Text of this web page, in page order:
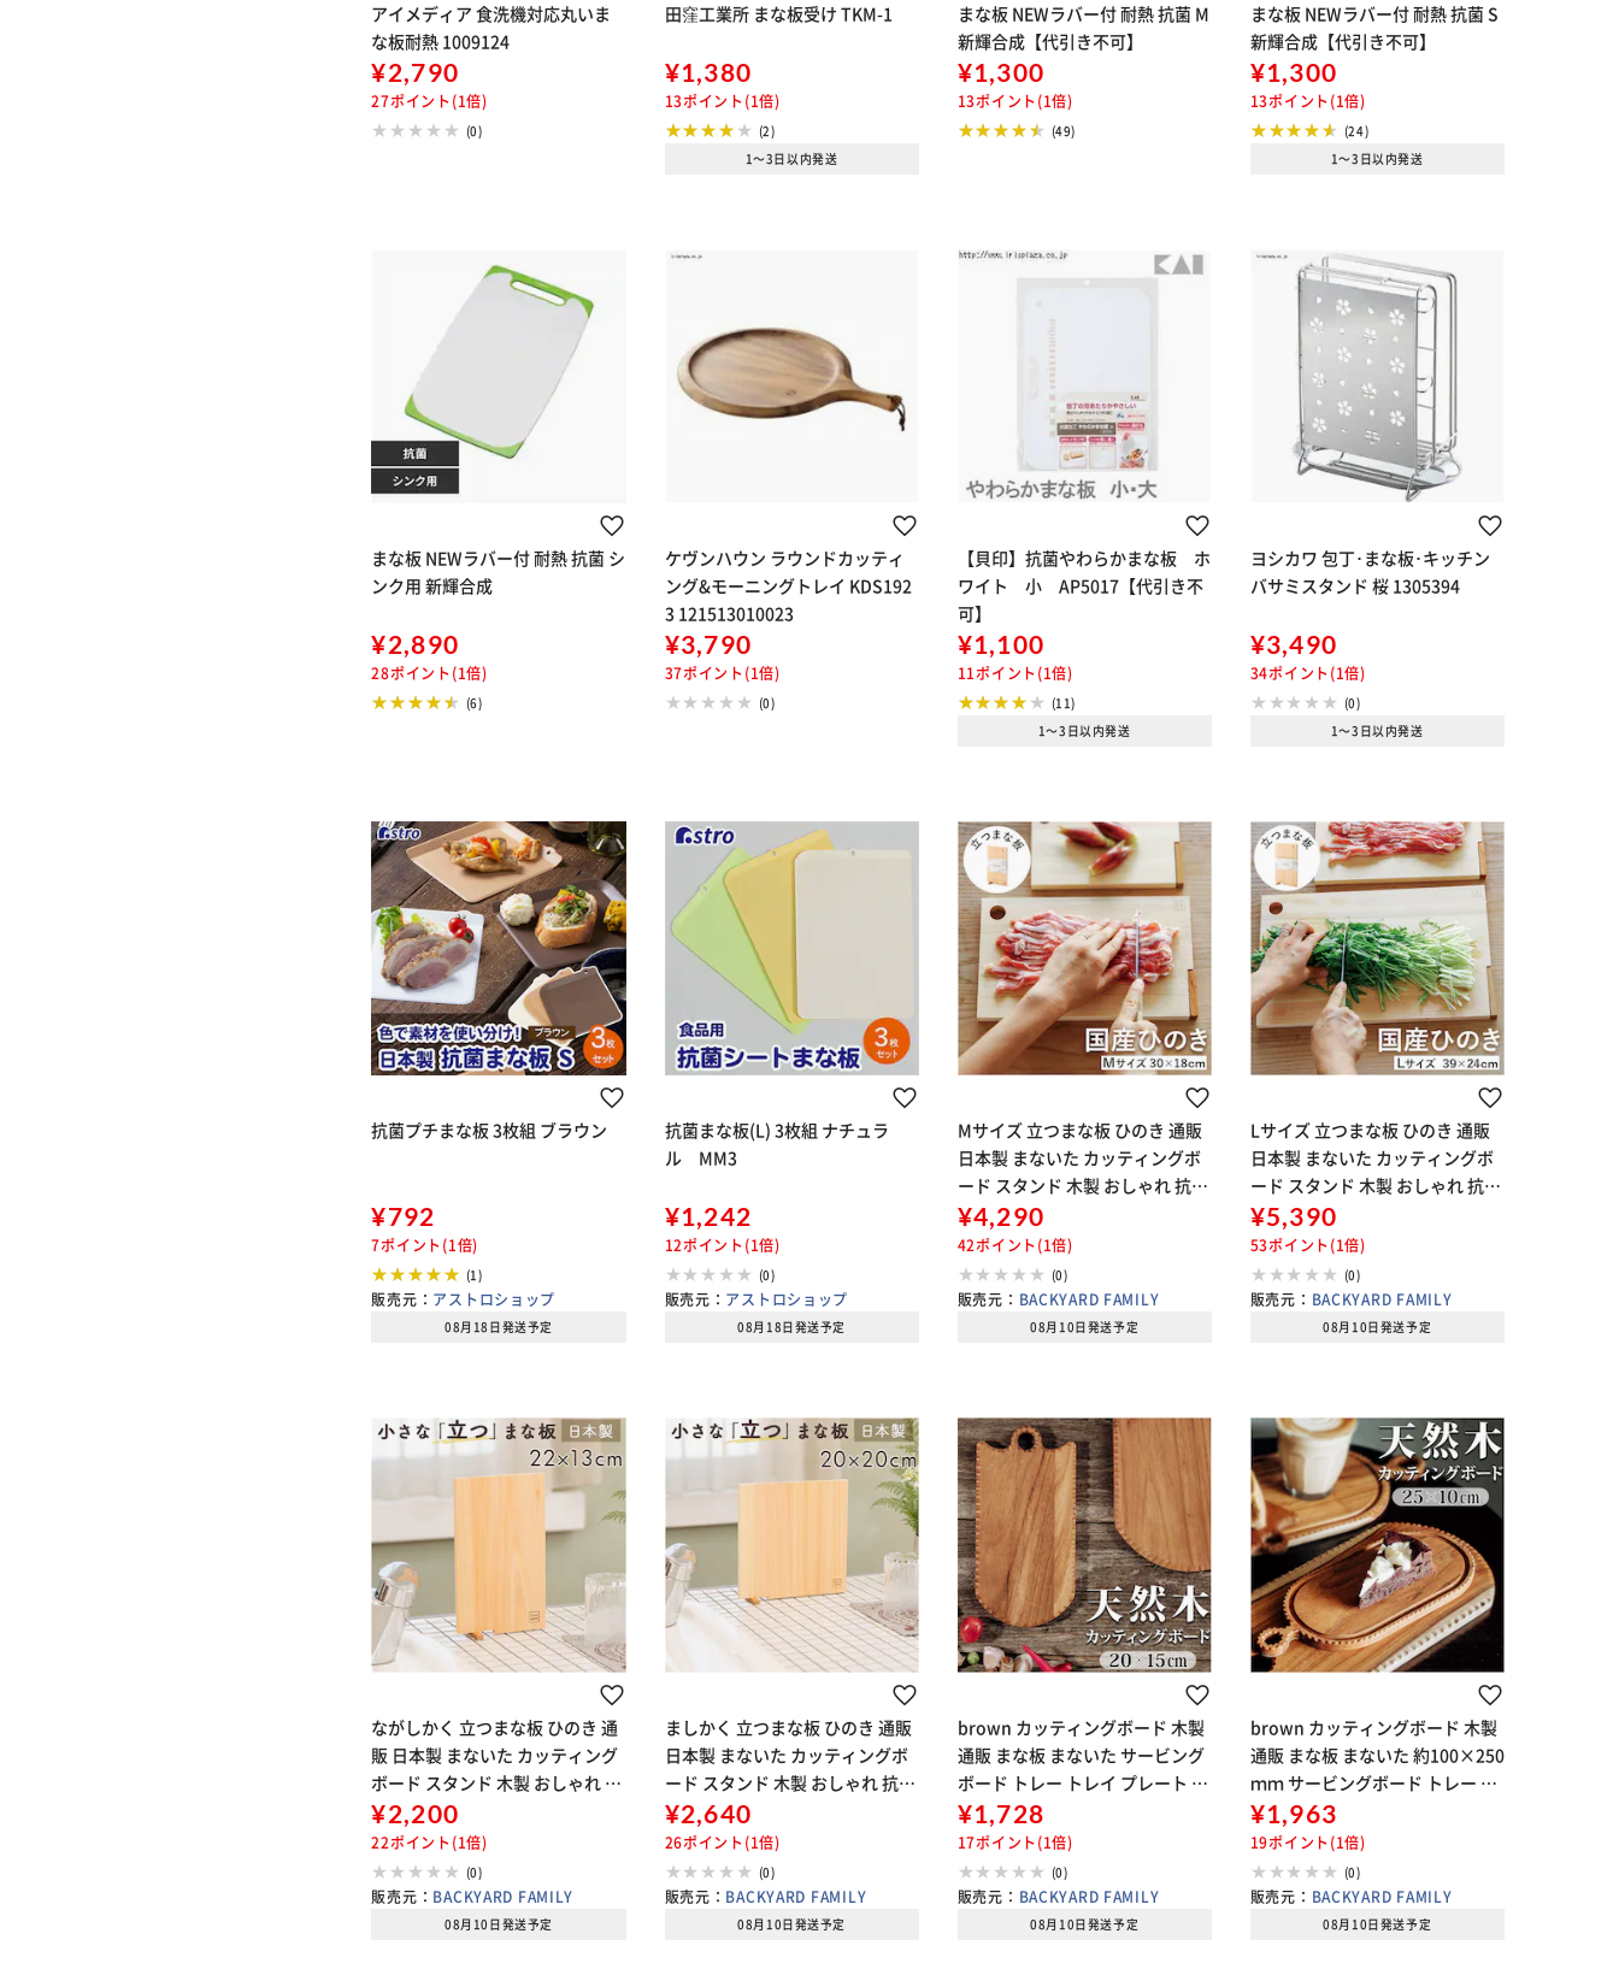
アイメディア 食洗機対応丸いま
な板耐熱 1009124
¥2,790
27ポイント(1倍)
(0)
田窪工業所 まな板受け TKM-1
¥1,380
13ポイント(1倍)
(2)
1～3日以内発送
まな板 NEWラバー付 耐熱 抗菌 M
新輝合成【代引き不可】
¥1,300
13ポイント(1倍)
(49)
まな板 NEWラバー付 耐熱 抗菌 S
新輝合成【代引き不可】
¥1,300
13ポイント(1倍)
(24)
1～3日以内発送
まな板 NEWラバー付 耐熱 抗菌 シ
ンク用 新輝合成
¥2,890
28ポイント(1倍)
(6)
ケヴンハウン ラウンドカッティ
ング&モーニングトレイ KDS192
3 121513010023
¥3,790
37ポイント(1倍)
(0)
【貝印】抗菌やわらかまな板 ホ
ワイト 小 AP5017【代引き不
可】
¥1,100
11ポイント(1倍)
(11)
1～3日以内発送
ヨシカワ 包丁･まな板･キッチン
バサミスタンド 桜 1305394
¥3,490
34ポイント(1倍)
(0)
1～3日以内発送
抗菌プチまな板 3枚組 ブラウン
¥792
7ポイント(1倍)
(1)
販売元： アストロショップ
08月18日発送予定
抗菌まな板(L) 3枚組 ナチュラ
ル MM3
¥1,242
12ポイント(1倍)
(0)
販売元： アストロショップ
08月18日発送予定
Mサイズ 立つまな板 ひのき 通販
日本製 まないた カッティングボ
ード スタンド 木製 おしゃれ 抗菌
薄型 軽量 軽い 四万十ひのき 俎 俎
板 真魚板 檜 ヒノキ SJ000014 ST
YLE J
¥4,290
42ポイント(1倍)
(0)
販売元： BACKYARD FAMILY
08月10日発送予定
Lサイズ 立つまな板 ひのき 通販
日本製 まないた カッティングボ
ード スタンド 木製 おしゃれ 抗菌
薄型 軽量 軽い 四万十ひのき 俎 俎
板 真魚板 檜 ヒノキ SJ000015 ST
YLE J
¥5,390
53ポイント(1倍)
(0)
販売元： BACKYARD FAMILY
08月10日発送予定
ながしかく 立つまな板 ひのき 通
販 日本製 まないた カッティング
ボード スタンド 木製 おしゃれ 抗
菌 薄型 軽量 軽い 四万十ひのき 俎
俎板 真魚板 檜 ヒノキ SJ000010
STYLE
¥2,200
22ポイント(1倍)
(0)
販売元： BACKYARD FAMILY
08月10日発送予定
ましかく 立つまな板 ひのき 通販
日本製 まないた カッティングボ
ード スタンド 木製 おしゃれ 抗菌
薄型 軽量 軽い 四万十ひのき 俎 俎
板 真魚板 檜 ヒノキ SJ000009 ST
YLE J
¥2,640
26ポイント(1倍)
(0)
販売元： BACKYARD FAMILY
08月10日発送予定
brown カッティングボード 木製
通販 まな板 まないた サービング
ボード トレー トレイ プレート 持
ち手 取手付き 小さい 小さめ 調理
器具 おしゃれ 台所用品 キッチン
雑貨 SE-02S イ
¥1,728
17ポイント(1倍)
(0)
販売元： BACKYARD FAMILY
08月10日発送予定
brown カッティングボード 木製
通販 まな板 まないた 約100×250
ｍｍ サービングボード トレー ト
レイ プレート 小さい 小さめ 楕円
形 調理器具 おしゃれ 台所用品 キ
ッチン雑貨 SE
¥1,963
19ポイント(1倍)
(0)
販売元： BACKYARD FAMILY
08月10日発送予定
※ご確認ください
カートに入れる